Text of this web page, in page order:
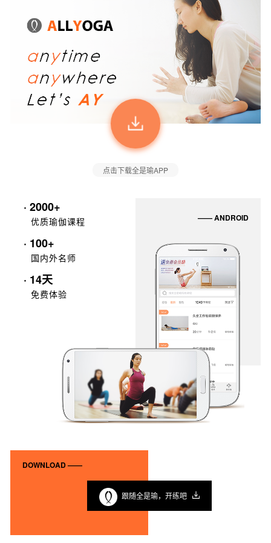
点击下载全是瑜APP
· 2000+
优质瑜伽课程
· 100+
国内外名师
· 14天
免费体验
—— ANDROID
DOWNLOAD ——
跟随全是瑜，开练吧